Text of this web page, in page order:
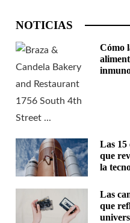
NOTICIAS
Cómo
Las 15
que
la
Las
que